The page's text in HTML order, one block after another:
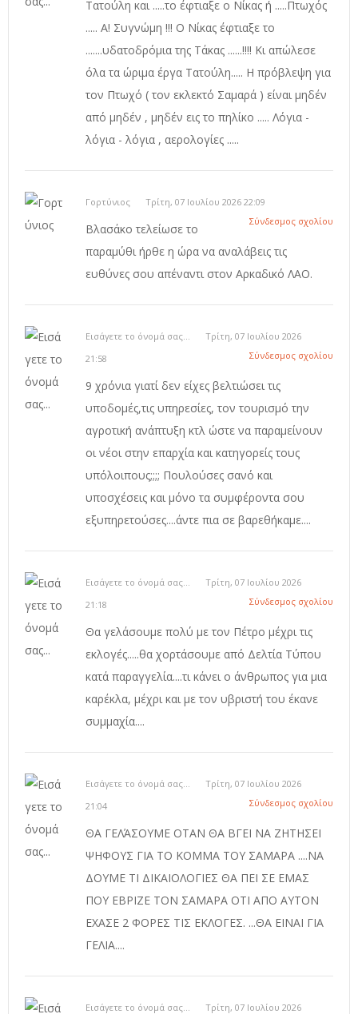
Τατούλη και .....το έφτιαξε ο Νίκας ή .....Πτωχός
..... Α! Συγνώμη !!! Ο Νίκας έφτιαξε το
.......υδατοδρόμια της Τάκας ......!!!! Κι απώλεσε
όλα τα ώριμα έργα Τατούλη..... Η πρόβλεψη για
τον Πτωχό ( τον εκλεκτό Σαμαρά ) είναι μηδέν
από μηδέν , μηδέν εις το πηλίκο ..... Λόγια -
λόγια - λόγια , αερολογίες .....
Γορτύνιος
Τρίτη, 07 Ιουλίου 2026 22:09
Σύνδεσμος σχολίου
Βλασάκο τελείωσε το
παραμύθι ήρθε η ώρα να αναλάβεις τις
ευθύνες σου απέναντι στον Αρκαδικό ΛΑΟ.
Εισάγετε το όνομά σας...
Τρίτη, 07 Ιουλίου 2026
21:58
Σύνδεσμος σχολίου
9 χρόνια γιατί δεν είχες βελτιώσει τις
υποδομές,τις υπηρεσίες, τον τουρισμό την
αγροτική ανάπτυξη κτλ ώστε να παραμείνουν
οι νέοι στην επαρχία και κατηγορείς τους
υπόλοιπους;;;; Πουλούσες σανό και
υποσχέσεις και μόνο τα συμφέροντα σου
εξυπηρετούσες....άντε πια σε βαρεθήκαμε....
Εισάγετε το όνομά σας...
Τρίτη, 07 Ιουλίου 2026
21:18
Σύνδεσμος σχολίου
Θα γελάσουμε πολύ με τον Πέτρο μέχρι τις
εκλογές.....θα χορτάσουμε από Δελτία Τύπου
κατά παραγγελία....τι κάνει ο άνθρωπος για μια
καρέκλα, μέχρι και με τον υβριστή του έκανε
συμμαχία....
Εισάγετε το όνομά σας...
Τρίτη, 07 Ιουλίου 2026
21:04
Σύνδεσμος σχολίου
ΘΑ ΓΕΛΆΣΟΥΜΕ ΟΤΑΝ ΘΑ ΒΓΕΙ ΝΑ ΖΗΤΗΣΕΙ
ΨΗΦΟΥΣ ΓΙΑ ΤΟ ΚΟΜΜΑ ΤΟΥ ΣΑΜΑΡΑ ....ΝΑ
ΔΟΥΜΕ ΤΙ ΔΙΚΑΙΟΛΟΓΙΕΣ ΘΑ ΠΕΙ ΣΕ ΕΜΑΣ
ΠΟΥ ΕΒΡΙΖΕ ΤΟΝ ΣΑΜΑΡΑ ΟΤΙ ΑΠΟ ΑΥΤΟΝ
ΕΧΑΣΕ 2 ΦΟΡΕΣ ΤΙΣ ΕΚΛΟΓΕΣ. ...ΘΑ ΕΙΝΑΙ ΓΙΑ
ΓΕΛΙΑ....
Εισάγετε το όνομά σας...
Τρίτη, 07 Ιουλίου 2026